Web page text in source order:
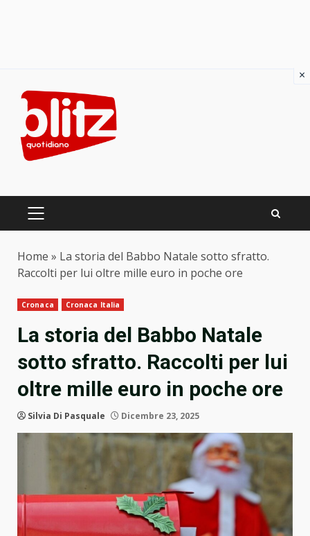
content
PRIMARY
Home » La storia del Babbo Natale sotto sfratto.
Raccolti per lui oltre mille euro in poche ore
Cronaca Cronaca Italia
La storia del Babbo Natale
sotto sfratto. Raccolti per lui
oltre mille euro in poche ore
Silvia Di Pasquale Dicembre 23, 2025
×